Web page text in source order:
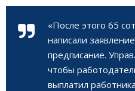
«После этого 65
написали
предписание.
чтобы
выплатил